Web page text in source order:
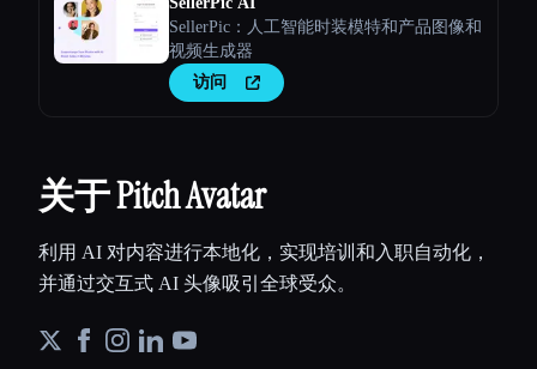
SellerPic：人工智能时装模特和产品图像和
视频生成器
访问
关于 Pitch Avatar
利用 AI 对内容进行本地化，实现培训和入职自动化，
并通过交互式 AI 头像吸引全球受众。